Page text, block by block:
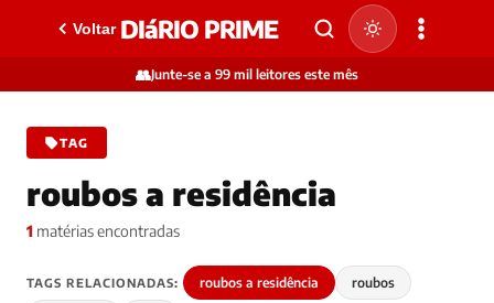
Voltar DIáRIO PRIME
👥Junte-se a 99 mil leitores este mês
TAG
roubos a residência
1 matérias encontradas
TAGS RELACIONADAS: roubos a residência roubos